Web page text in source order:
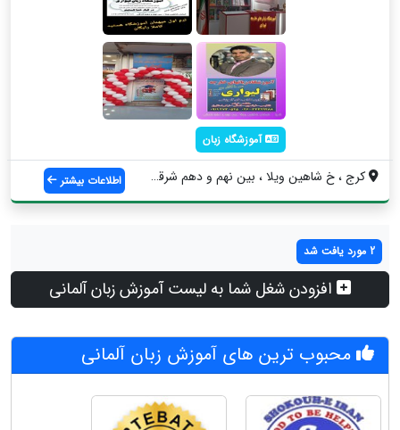
آموزشگاه زبان
کرج ، خ شاهین ویلا ، بین نهم و دهم شرقی ... اطلاعات بیشتر
2 مورد یافت شد
افزودن شغل شما به لیست آموزش زبان آلمانی
محبوب ترین های آموزش زبان آلمانی